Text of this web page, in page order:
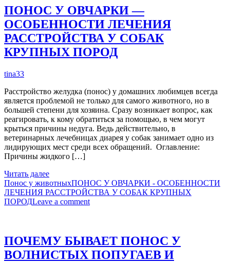
ПОНОС У ОВЧАРКИ —
ОСОБЕННОСТИ ЛЕЧЕНИЯ
РАССТРОЙСТВА У СОБАК
КРУПНЫХ ПОРОД
tina33
Расстройство желудка (понос) у домашних любимцев всегда
является проблемой не только для самого животного, но в
большей степени для хозяина. Сразу возникает вопрос, как
реагировать, к кому обратиться за помощью, в чем могут
крыться причины недуга. Ведь действительно, в
ветеринарных лечебницах диарея у собак занимает одно из
лидирующих мест среди всех обращений. Оглавление:
Причины жидкого […]
Читать далее
Понос у животныхПОНОС У ОВЧАРКИ - ОСОБЕННОСТИ
ЛЕЧЕНИЯ РАССТРОЙСТВА У СОБАК КРУПНЫХ
ПОРОДLeave a comment
ПОЧЕМУ БЫВАЕТ ПОНОС У
ВОЛНИСТЫХ ПОПУГАЕВ И